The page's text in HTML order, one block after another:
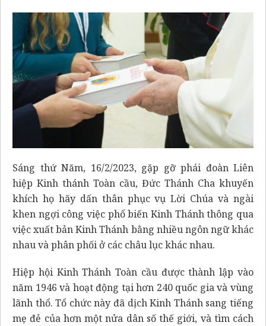
Sáng thứ Năm, 16/2/2023, gặp gỡ phái đoàn Liên
hiệp Kinh thánh Toàn cầu, Đức Thánh Cha khuyến
khích họ hãy dấn thân phục vụ Lời Chúa và ngài
khen ngợi công việc phổ biến Kinh Thánh thông qua
việc xuất bản Kinh Thánh bằng nhiều ngôn ngữ khác
nhau và phân phối ở các châu lục khác nhau.
Hiệp hội Kinh Thánh Toàn cầu được thành lập vào
năm 1946 và hoạt động tại hơn 240 quốc gia và vùng
lãnh thổ. Tổ chức này đã dịch Kinh Thánh sang tiếng
mẹ đẻ của hơn một nửa dân số thế giới, và tìm cách